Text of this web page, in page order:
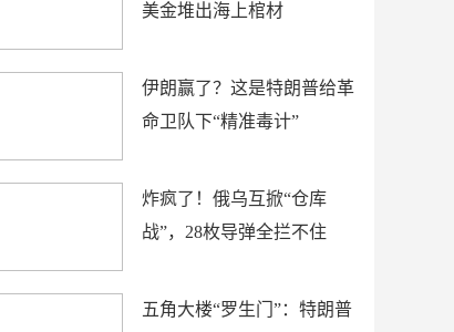
美金堆出海上棺材
伊朗赢了？这是特朗普给革
命卫队下“精准毒计”
炸疯了！俄乌互掀“仓库
战”，28枚导弹全拦不住
五角大楼“罗生门”：特朗普